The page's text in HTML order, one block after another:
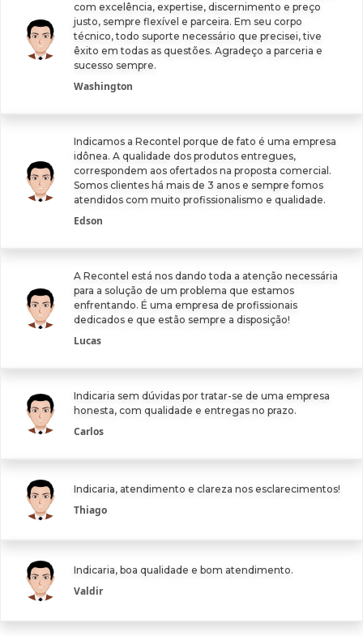
com excelência, expertise, discernimento e preço
justo, sempre flexível e parceira. Em seu corpo
técnico, todo suporte necessário que precisei, tive
êxito em todas as questões. Agradeço a parceria e
sucesso sempre.
Washington
Indicamos a Recontel porque de fato é uma empresa
idônea. A qualidade dos produtos entregues,
correspondem aos ofertados na proposta comercial.
Somos clientes há mais de 3 anos e sempre fomos
atendidos com muito profissionalismo e qualidade.
Edson
A Recontel está nos dando toda a atenção necessária
para a solução de um problema que estamos
enfrentando. É uma empresa de profissionais
dedicados e que estão sempre a disposição!
Lucas
Indicaria sem dúvidas por tratar-se de uma empresa
honesta, com qualidade e entregas no prazo.
Carlos
Indicaria, atendimento e clareza nos esclarecimentos!
Thiago
Indicaria, boa qualidade e bom atendimento.
Valdir